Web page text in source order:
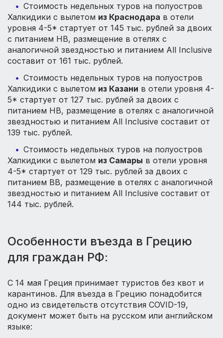
Стоимость недельных туров на полуостров
Халкидики с вылетом из Краснодара в отели
уровня 4-5* стартует от 145 тыс. рублей за двоих
с питанием HB, размещение в отелях с
аналогичной звездностью и питанием All Inclusive
составит от 161 тыс. рублей.
Стоимость недельных туров на полуостров
Халкидики с вылетом из Казани в отели уровня 4-
5* стартует от 127 тыс. рублей за двоих с
питанием HB, размещение в отелях с аналогичной
звездностью и питанием All Inclusive составит от
139 тыс. рублей.
Стоимость недельных туров на полуостров
Халкидики с вылетом из Самары в отели уровня
4-5* стартует от 129 тыс. рублей за двоих с
питанием BB, размещение в отелях с аналогичной
звездностью и питанием All Inclusive составит от
144 тыс. рублей.
Особенности въезда в Грецию
для граждан РФ:
С 14 мая Греция принимает туристов без квот и
карантинов. Для въезда в Грецию понадобится
одно из свидетельств отсутствия COVID-19,
документ может быть на русском или английском
языке: